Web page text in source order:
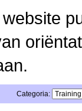
Categoria: